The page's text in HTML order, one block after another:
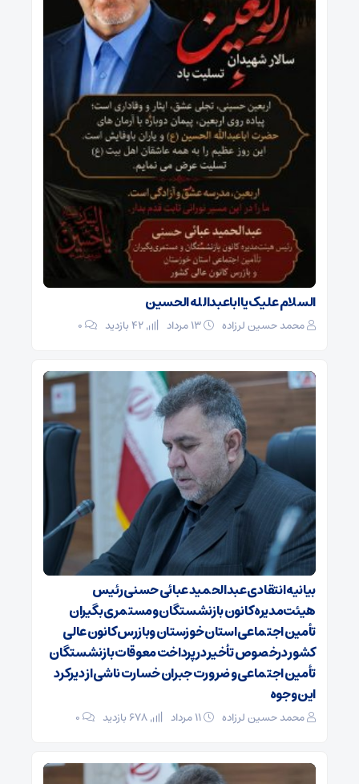
السلام علیک یا اباعبدالله الحسین
محمد حسین لرزاده ۰
بیانیه انتقادی عبدالحمید عبائی حسنی رئیس
هیئت‌مدیره کانون بازنشستگان ومستمری بگیران
تأمین اجتماعی استان خوزستان وبازرس کانون عالی
کشور درخصوص تأخیر در پرداخت معوقات بازنشستگان
تأمین اجتماعی و ضرورت جبران خسارت ناشی از دیرکرد
این وجوه
محمد حسین لرزاده ۰